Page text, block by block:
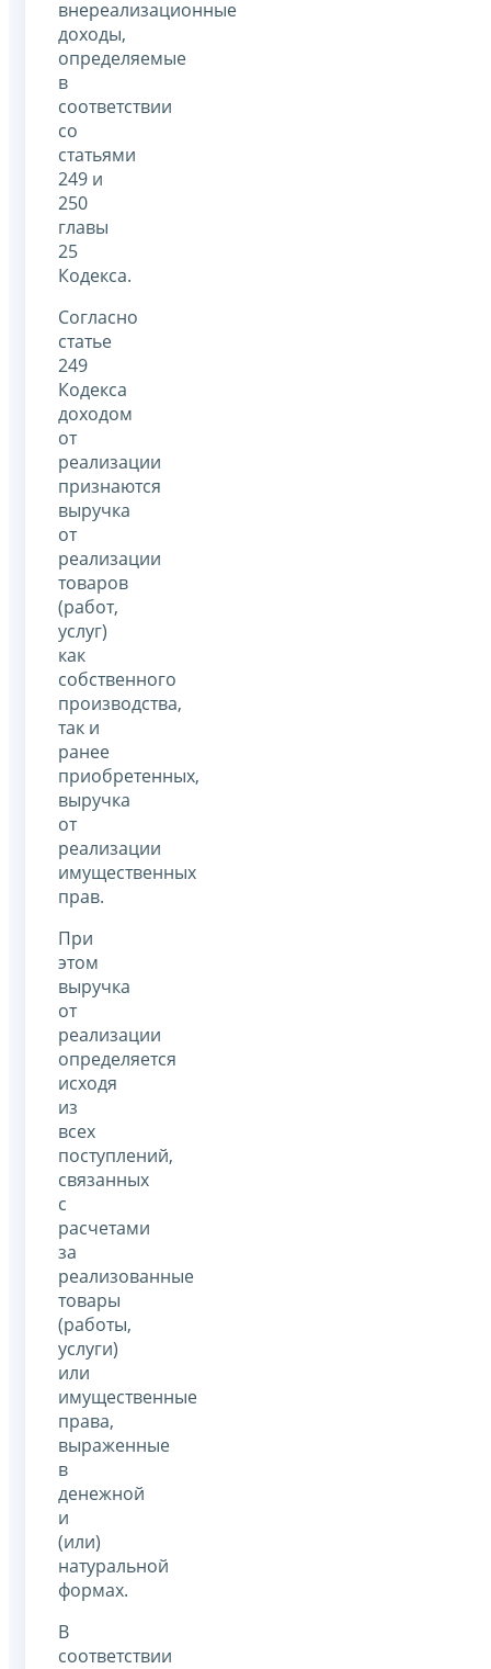
внереализационные
доходы,
определяемые
в
соответствии
со
статьями
249 и
250
главы
25
Кодекса.
Согласно
статье
249
Кодекса
доходом
от
реализации
признаются
выручка
от
реализации
товаров
(работ,
услуг)
как
собственного
производства,
так и
ранее
приобретенных,
выручка
от
реализации
имущественных
прав.
При
этом
выручка
от
реализации
определяется
исходя
из
всех
поступлений,
связанных
с
расчетами
за
реализованные
товары
(работы,
услуги)
или
имущественные
права,
выраженные
в
денежной
и
(или)
натуральной
формах.
В
соответствии